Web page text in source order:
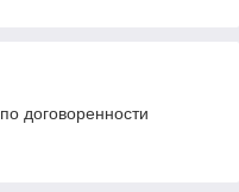
договоренности